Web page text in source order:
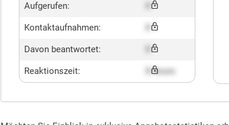
Aufgerufen:
Kontaktaufnahmen:
Davon beantwortet:
Reaktionszeit: X hours